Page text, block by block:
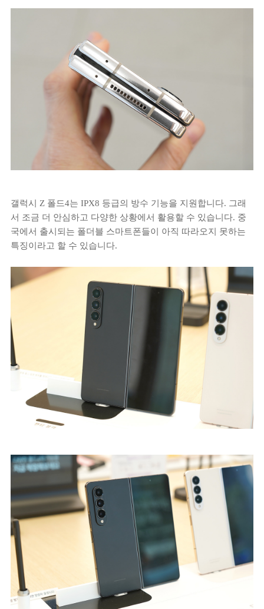
갤럭시 Z 폴드4는 IPX8 등급의 방수 기능을 지원합니다. 그래
서 조금 더 안심하고 다양한 상황에서 활용할 수 있습니다. 중
국에서 출시되는 폴더블 스마트폰들이 아직 따라오지 못하는
특징이라고 할 수 있습니다.